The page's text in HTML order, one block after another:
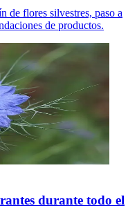
de flores silvestres, paso a
de productos.
durante todo el